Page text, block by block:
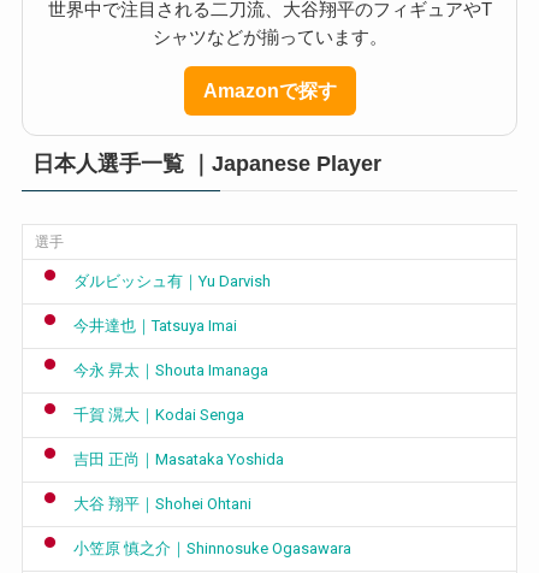
世界中で注目される二刀流、大谷翔平のフィギュアやT
シャツなどが揃っています。
Amazonで探す
日本人選手一覧 ｜Japanese Player
選手
ダルビッシュ有｜Yu Darvish
今井達也｜Tatsuya Imai
今永 昇太｜Shouta Imanaga
千賀 滉大｜Kodai Senga
吉田 正尚｜Masataka Yoshida
大谷 翔平｜Shohei Ohtani
小笠原 慎之介｜Shinnosuke Ogasawara